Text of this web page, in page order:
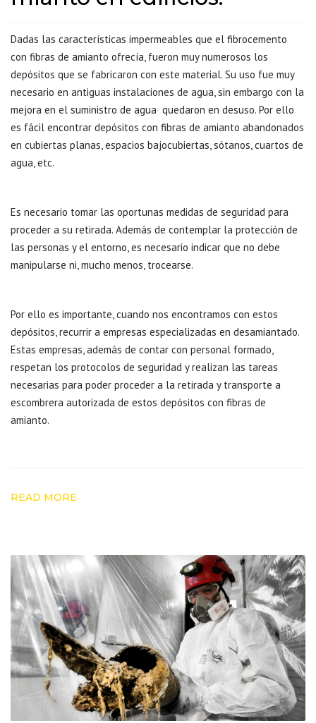
Dadas las características impermeables que el fibrocemento
con fibras de amianto ofrecía, fueron muy numerosos los
depósitos que se fabricaron con este material. Su uso fue muy
necesario en antiguas instalaciones de agua, sin embargo con la
mejora en el suministro de agua quedaron en desuso. Por ello
es fácil encontrar depósitos con fibras de amianto abandonados
en cubiertas planas, espacios bajocubiertas, sótanos, cuartos de
agua, etc.
Es necesario tomar las oportunas medidas de seguridad para
proceder a su retirada. Además de contemplar la protección de
las personas y el entorno, es necesario indicar que no debe
manipularse ni, mucho menos, trocearse.
Por ello es importante, cuando nos encontramos con estos
depósitos, recurrir a empresas especializadas en desamiantado.
Estas empresas, además de contar con personal formado,
respetan los protocolos de seguridad y realizan las tareas
necesarias para poder proceder a la retirada y transporte a
escombrera autorizada de estos depósitos con fibras de
amianto.
READ MORE